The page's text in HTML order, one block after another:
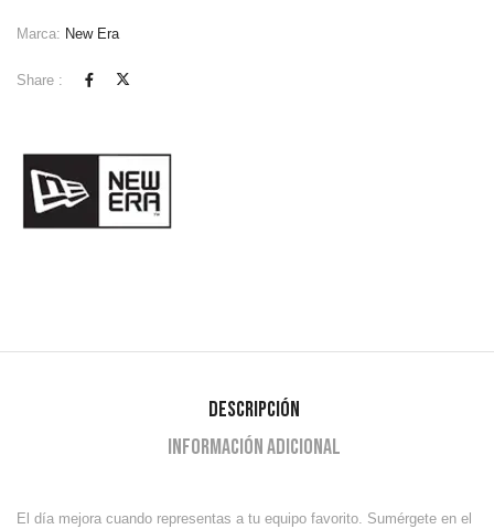
Marca: New Era
Share :
Descripción
Información adicional
El día mejora cuando representas a tu equipo favorito. Sumérgete en el